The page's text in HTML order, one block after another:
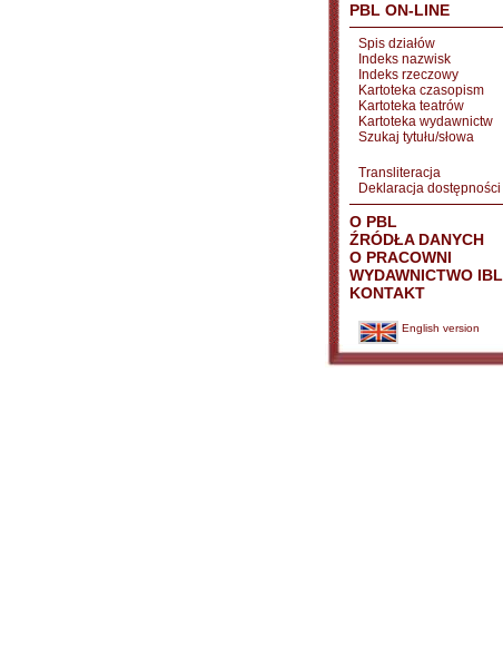
PBL ON-LINE
Spis działów
Indeks nazwisk
Indeks rzeczowy
Kartoteka czasopism
Kartoteka teatrów
Kartoteka wydawnictw
Szukaj tytułu/słowa
Transliteracja
Deklaracja dostępności
O PBL
ŹRÓDŁA DANYCH
O PRACOWNI
WYDAWNICTWO IBL
KONTAKT
English version